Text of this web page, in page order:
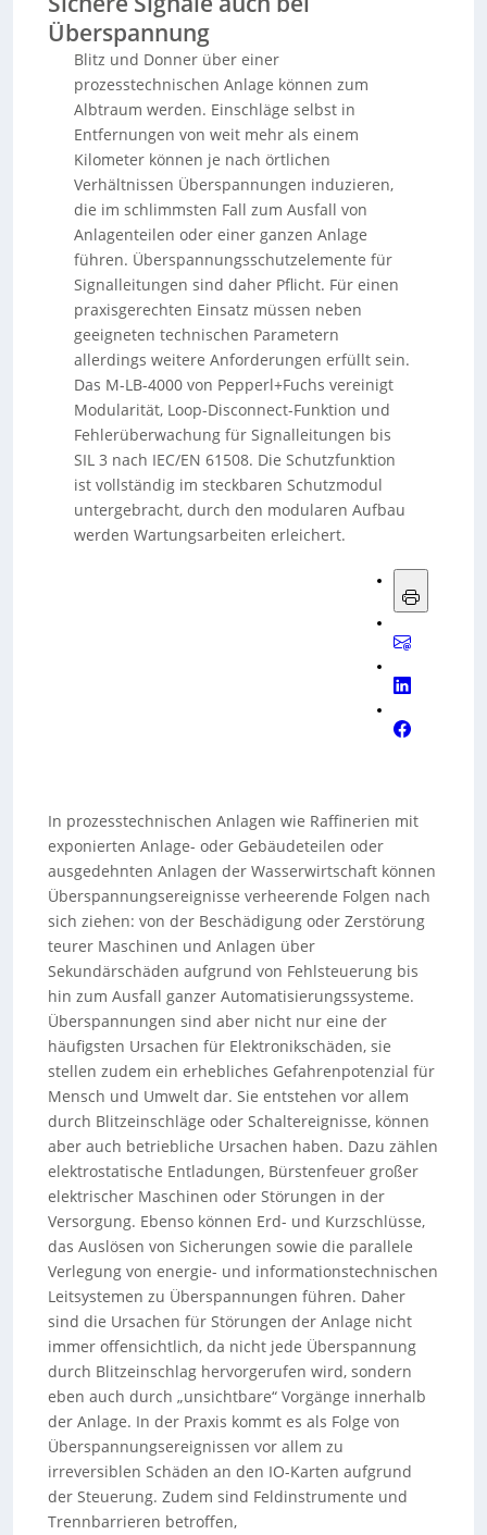
Überspannung
Blitz und Donner über einer
prozesstechnischen Anlage können zum
Albtraum werden. Einschläge selbst in
Entfernungen von weit mehr als einem
Kilometer können je nach örtlichen
Verhältnissen Überspannungen induzieren,
die im schlimmsten Fall zum Ausfall von
Anlagenteilen oder einer ganzen Anlage
führen. Überspannungsschutzelemente für
Signalleitungen sind daher Pflicht. Für einen
praxisgerechten Einsatz müssen neben
geeigneten technischen Parametern
allerdings weitere Anforderungen erfüllt sein.
Das M-LB-4000 von Pepperl+Fuchs vereinigt
Modularität, Loop-Disconnect-Funktion und
Fehlerüberwachung für Signalleitungen bis
SIL 3 nach IEC/EN 61508. Die Schutzfunktion
ist vollständig im steckbaren Schutzmodul
untergebracht, durch den modularen Aufbau
werden Wartungsarbeiten erleichert.
In prozesstechnischen Anlagen wie Raffinerien mit
exponierten Anlage- oder Gebäudeteilen oder
ausgedehnten Anlagen der Wasserwirtschaft können
Überspannungsereignisse verheerende Folgen nach
sich ziehen: von der Beschädigung oder Zerstörung
teurer Maschinen und Anlagen über
Sekundärschäden aufgrund von Fehlsteuerung bis
hin zum Ausfall ganzer Automatisierungssysteme.
Überspannungen sind aber nicht nur eine der
häufigsten Ursachen für Elektronikschäden, sie
stellen zudem ein erhebliches Gefahrenpotenzial für
Mensch und Umwelt dar. Sie entstehen vor allem
durch Blitzeinschläge oder Schaltereignisse, können
aber auch betriebliche Ursachen haben. Dazu zählen
elektrostatische Entladungen, Bürstenfeuer großer
elektrischer Maschinen oder Störungen in der
Versorgung. Ebenso können Erd- und Kurzschlüsse,
das Auslösen von Sicherungen sowie die parallele
Verlegung von energie- und informationstechnischen
Leitsystemen zu Überspannungen führen. Daher
sind die Ursachen für Störungen der Anlage nicht
immer offensichtlich, da nicht jede Überspannung
durch Blitzeinschlag hervorgerufen wird, sondern
eben auch durch „unsichtbare“ Vorgänge innerhalb
der Anlage. In der Praxis kommt es als Folge von
Überspannungsereignissen vor allem zu
irreversiblen Schäden an den IO-Karten aufgrund
der Steuerung. Zudem sind Feldinstrumente und
Trennbarrieren betroffen,